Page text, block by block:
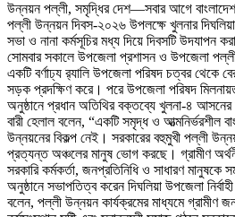
উন্নয়ন পল্লী, সমৃদ্ধির দেশ—সবার আগে
পল্লী উন্নয়ন দিবস-২০২৬ উপলক্ষে খুলনার
সভা ও নানা কর্মসূচির মধ্য দিয়ে দিবসটি উদযাপন
সোমবার সকালে উপজেলা প্রশাসন ও উপজেলা
একটি বর্ণাঢ্য র‌্যালি উপজেলা পরিষদ চত্বর থেকে
সড়ক প্রদক্ষিণ করে। পরে উপজেলা পরিষদ
অনুষ্ঠানে প্রধান অতিথির বক্তব্যে খুলনা-৪
বারী হেলাল বলেন, “একটি সমৃদ্ধ ও আত্মনির্ভরশীল
উন্নয়নের বিকল্প নেই। সরকারের বহুমুখী পল্লী
প্রত্যন্ত অঞ্চলের মানুষ ভোগ করছে। গ্রামীণ
সরকারি কর্মকর্তা, জনপ্রতিনিধি ও সাধারণ
অনুষ্ঠানে সভাপতিত্ব করেন দিঘলিয়া উপজেলা
বলেন, পল্লী উন্নয়ন কার্যক্রমের মাধ্যমে গ্রামীণ